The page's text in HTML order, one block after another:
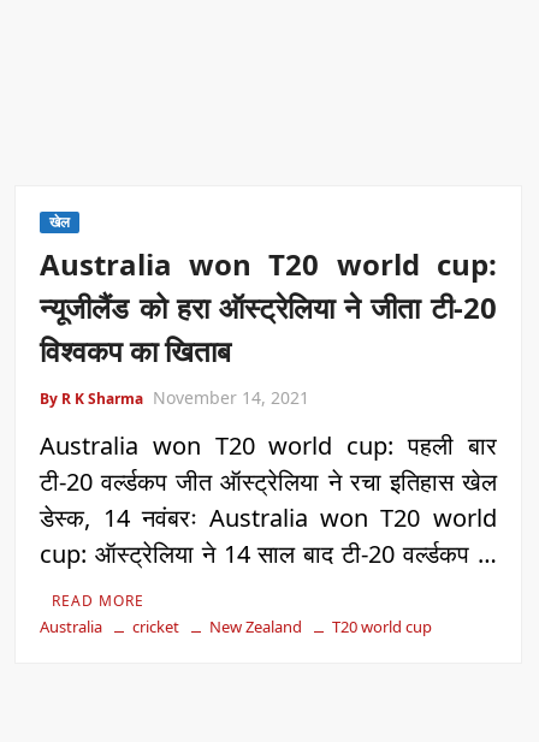
खेल
Australia won T20 world cup:
न्यूजीलैंड को हरा ऑस्ट्रेलिया ने जीता टी-20
विश्वकप का खिताब
By R K Sharma November 14, 2021
Australia won T20 world cup: पहली बार
टी-20 वर्ल्डकप जीत ऑस्ट्रेलिया ने रचा इतिहास खेल
डेस्क, 14 नवंबरः Australia won T20 world
cup: ऑस्ट्रेलिया ने 14 साल बाद टी-20 वर्ल्डकप …
READ MORE
Australia cricket New Zealand T20 world cup